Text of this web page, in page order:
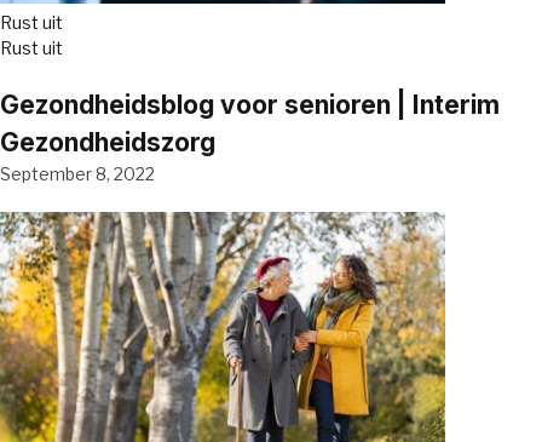
Rust uit
Rust uit
Gezondheidsblog voor senioren | Interim
Gezondheidszorg
September 8, 2022